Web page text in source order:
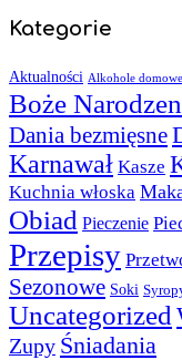
Kategorie
Aktualności Alkohole domowe
Boże
Dania bezmięsne
Karnawał Kasze
Kuchnia włoska
Obiad Pieczenie
Przepisy
Sezonowe Soki
Uncategorized
Zupy Śniadania